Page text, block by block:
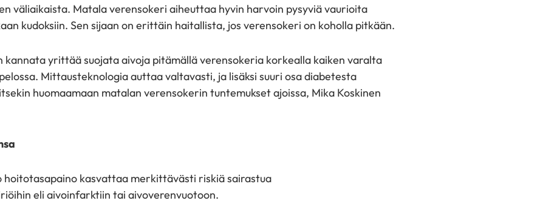
väliaikaista. Matala verensokeri aiheuttaa hyvin harvoin pysyviä vaurioita
kudoksiin. Sen sijaan on erittäin haitallista, jos verensokeri on koholla pitkään.
kannata yrittää suojata aivoja pitämällä verensokeria korkealla kaiken varalta
Mittausteknologia auttaa valtavasti, ja lisäksi suuri osa diabetesta
huomaamaan matalan verensokerin tuntemukset ajoissa, Mika Koskinen
hoitotasapaino kasvattaa merkittävästi riskiä sairastua
eli aivoinfarktiin tai aivoverenvuotoon.